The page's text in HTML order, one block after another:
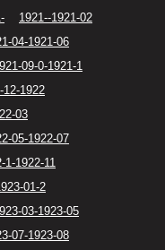
1921--1921-02
04-1921-06
09-0-1921-1
12-1922
03
05-1922-07
1-1922-11
01-2
03-1923-05
07-1923-08